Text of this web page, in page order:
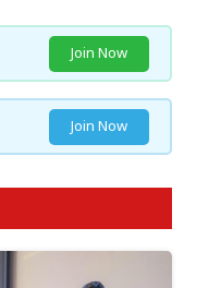
Join Now
Join Now